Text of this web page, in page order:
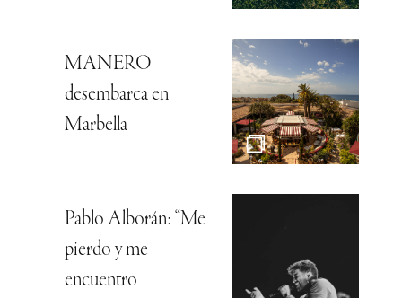
MANERO
desembarca en
Marbella
Pablo Alborán: “Me
pierdo y me
encuentro